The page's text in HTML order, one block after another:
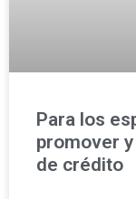
Para los
promover
de crédito